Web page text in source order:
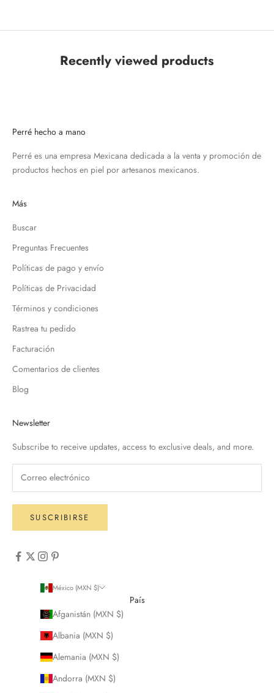
Recently viewed products
Perré hecho a mano
Perré es una empresa Mexicana dedicada a la venta y promoción de
productos hechos en piel por artesanos mexicanos.
Más
Buscar
Preguntas Frecuentes
Políticas de pago y envío
Políticas de Privacidad
Términos y condiciones
Rastrea tu pedido
Facturación
Comentarios de clientes
Blog
Newsletter
Subscribe to receive updates, access to exclusive deals, and more.
SUSCRIBIRSE
México (MXN $)
País
Afganistán (MXN $)
Albania (MXN $)
Alemania (MXN $)
Andorra (MXN $)